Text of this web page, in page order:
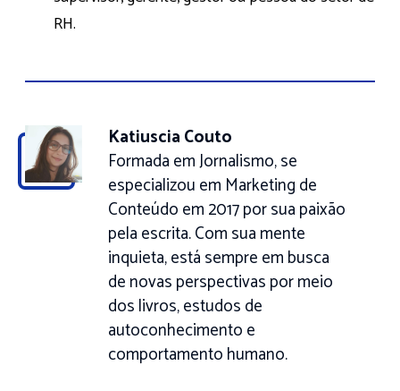
RH.
Katiuscia Couto
Formada em Jornalismo, se
especializou em Marketing de
Conteúdo em 2017 por sua paixão
pela escrita. Com sua mente
inquieta, está sempre em busca
de novas perspectivas por meio
dos livros, estudos de
autoconhecimento e
comportamento humano.